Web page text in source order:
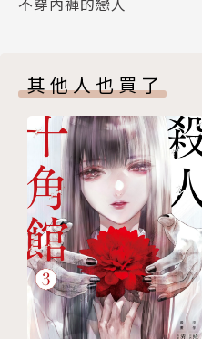
其他人也買了